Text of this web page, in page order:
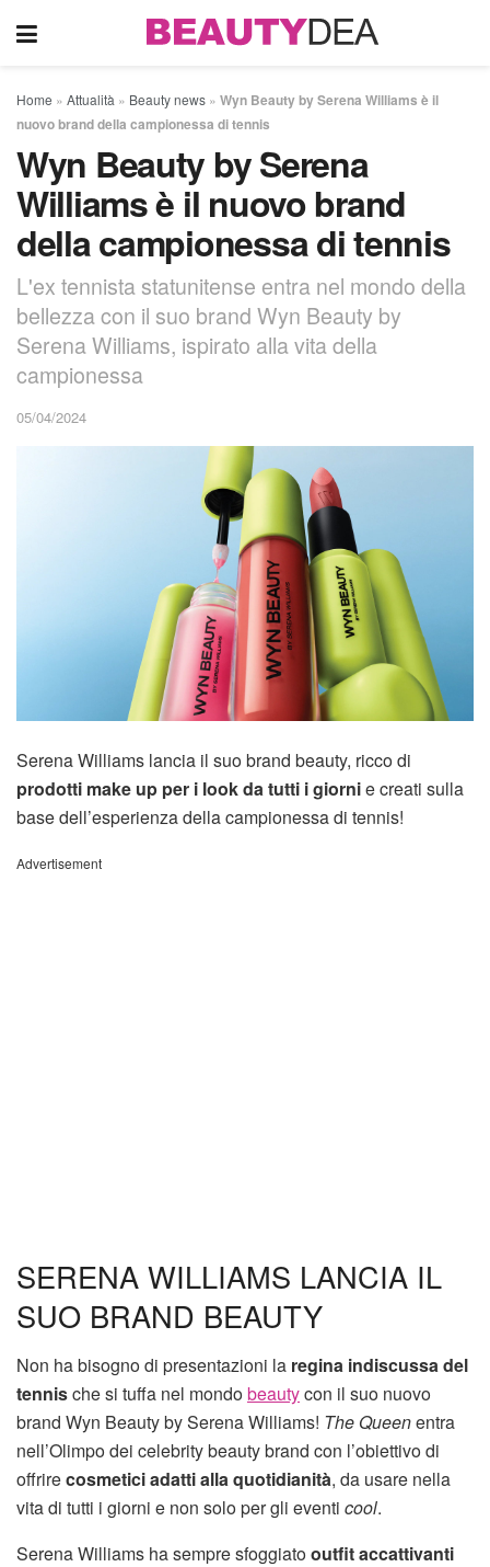
Home » Attualità » Beauty news » Wyn Beauty by Serena Williams è il
nuovo brand della campionessa di tennis
Wyn Beauty by Serena
Williams è il nuovo brand
della campionessa di tennis
L'ex tennista statunitense entra nel mondo della
bellezza con il suo brand Wyn Beauty by
Serena Williams, ispirato alla vita della
campionessa
05/04/2024
Serena Williams lancia il suo brand beauty, ricco di
prodotti make up per i look da tutti i giornie creati sulla
base dell’esperienza della campionessa di tennis!
Advertisement
SERENA WILLIAMS LANCIA IL
SUO BRAND BEAUTY
Non ha bisogno di presentazioni la regina indiscussa del
tennische si tuffa nel mondobeautycon il suo nuovo
brand Wyn Beauty by Serena Williams! The Queenentra
nell’Olimpo dei celebrity beauty brand con l’obiettivo di
offrirecosmetici adatti alla quotidianità, da usare nella
vita di tutti i giorni e non solo per gli eventi cool.
Serena Williams ha sempre sfoggiatooutfit accattivanti